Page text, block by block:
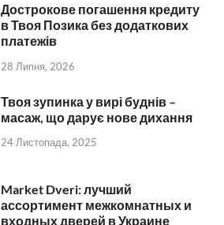
Дострокове погашення кредиту
в Твоя Позика без додаткових
платежів
28 Липня, 2026
Твоя зупинка у вирі буднів –
масаж, що дарує нове дихання
24 Листопада, 2025
Market Dveri: лучший
ассортимент межкомнатных и
входных дверей в Украине